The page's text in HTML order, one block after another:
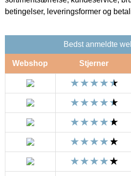
betingelser, leveringsformer og
Bedst anmeldte
Webshop Stjerner